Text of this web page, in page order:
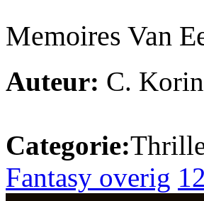
Memoires Van
Auteur: C.
Categorie:
Fantasy overig